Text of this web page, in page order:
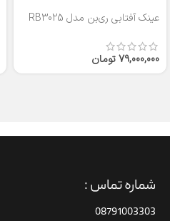
عینک آفتابی ری‌بن مدل RB3025
79,000,000تومان
شماره تماس :
08791003303